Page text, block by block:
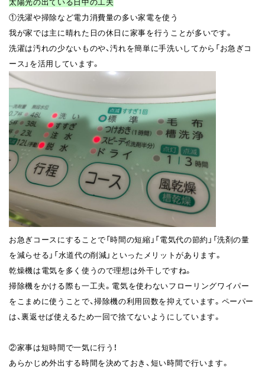
①洗濯や掃除など電力消費量の多い家電を使う
我が家では主に晴れた日の休日に家事を行うことが多いです。
洗濯は汚れの少ないものや、汚れを簡単に手洗いしてから「お急ぎコ
ース」を活用しています。
お急ぎコースにすることで「時間の短縮」「電気代の節約」「洗剤の量
を減らせる」「水道代の削減」といったメリットがあります。
乾燥機は電気を多く使うので理想は外干しですね。
掃除機をかける際も一工夫。電気を使わないフローリングワイパー
をこまめに使うことで、掃除機の利用回数を抑えています。ペーパー
は、裏返せば使えるため一回で捨てないようにしています。
②家事は短時間で一気に行う！
あらかじめ外出する時間を決めておき、短い時間で行います。